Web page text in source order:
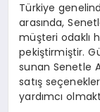
Türkiye
arasında,
müşteri odaklı
pekiştirmiştir.
sunan Senetle
satış
yardımcı